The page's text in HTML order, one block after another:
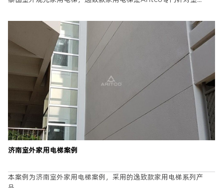
姓名
手机*
城市*
济南室外家用电梯案例
本案例为济南室外家用电梯案例，采用的逸致款家用电梯系列产